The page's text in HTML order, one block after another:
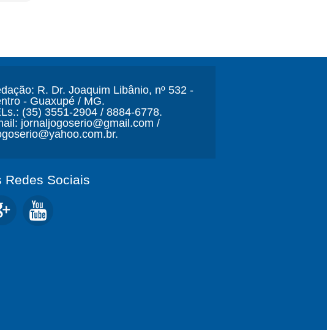
R. Dr. Joaquim Libânio, nº 532 -
- Guaxupé / MG.
(35) 3551-2904 / 8884-6778.
jornaljogoserio@gmail.com /
Redes Sociais